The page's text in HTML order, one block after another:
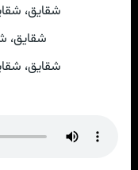
شقایق،
شقایق،
شقایق،